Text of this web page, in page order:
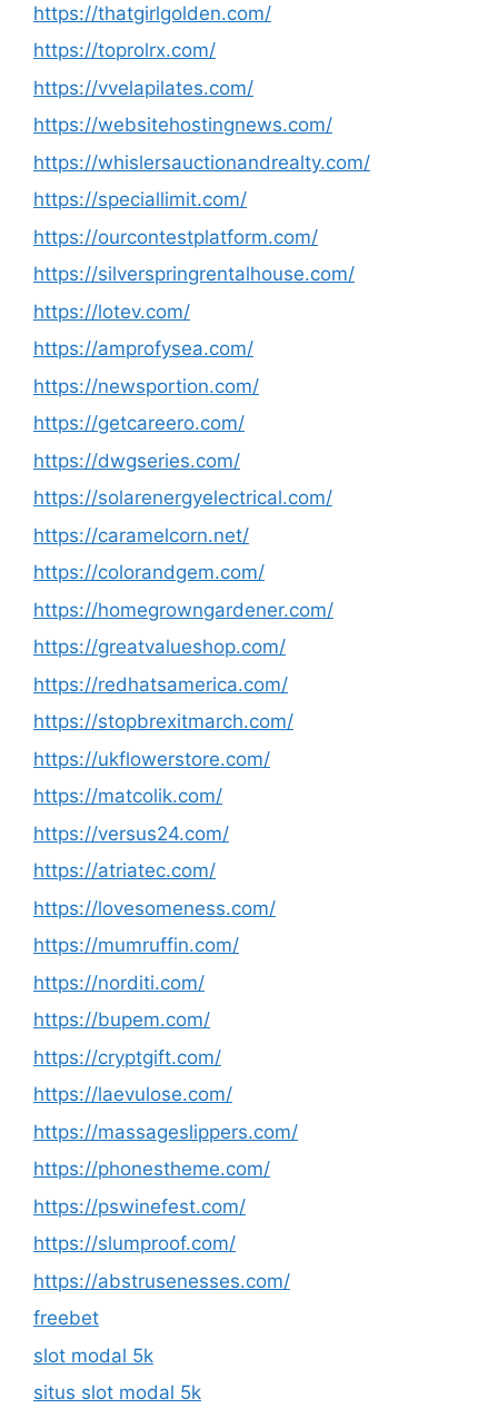
https://thatgirlgolden.com/
https://toprolrx.com/
https://vvelapilates.com/
https://websitehostingnews.com/
https://whislersauctionandrealty.com/
https://speciallimit.com/
https://ourcontestplatform.com/
https://silverspringrentalhouse.com/
https://lotev.com/
https://amprofysea.com/
https://newsportion.com/
https://getcareero.com/
https://dwgseries.com/
https://solarenergyelectrical.com/
https://caramelcorn.net/
https://colorandgem.com/
https://homegrowngardener.com/
https://greatvalueshop.com/
https://redhatsamerica.com/
https://stopbrexitmarch.com/
https://ukflowerstore.com/
https://matcolik.com/
https://versus24.com/
https://atriatec.com/
https://lovesomeness.com/
https://mumruffin.com/
https://norditi.com/
https://bupem.com/
https://cryptgift.com/
https://laevulose.com/
https://massageslippers.com/
https://phonestheme.com/
https://pswinefest.com/
https://slumproof.com/
https://abstrusenesses.com/
freebet
slot modal 5k
situs slot modal 5k